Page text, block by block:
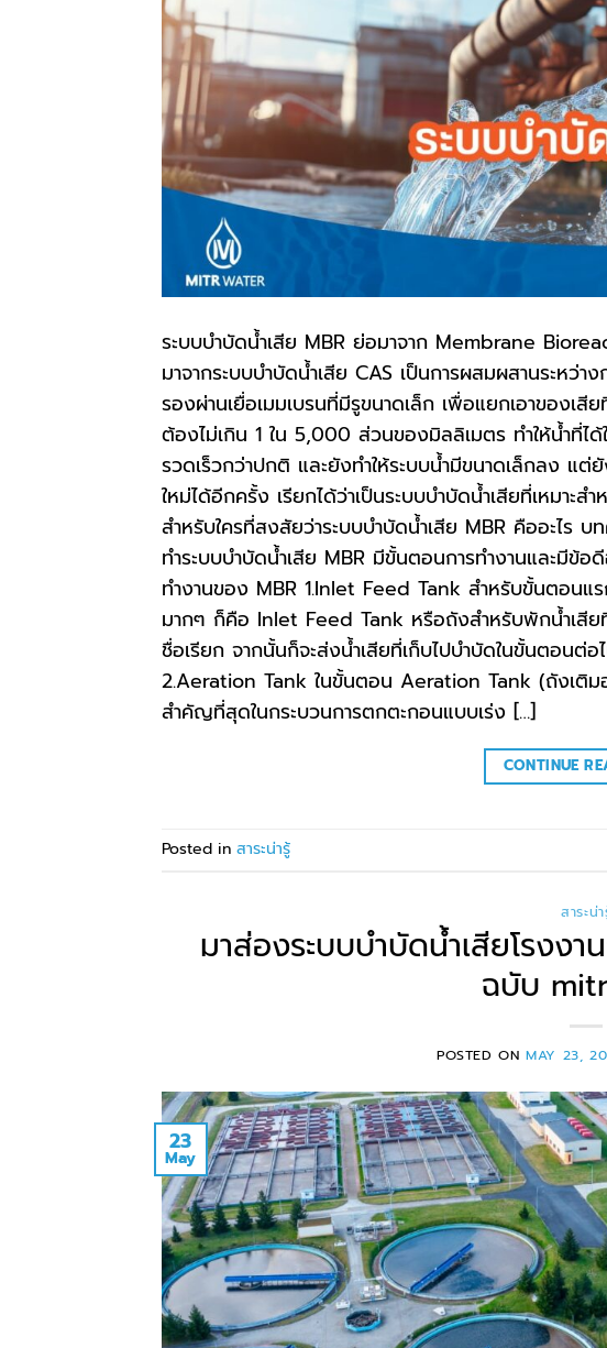
ระบบบำบัดน้ำเสีย MBR ย่อมาจาก Membrane
มาจากระบบบำบัดน้ำเสีย CAS เป็นการผสมผสานระหว่า
รองผ่านเยื่อเมมเบรนที่มีรูขนาดเล็ก เพื่อแยกเอาของเ
ต้องไม่เกิน 1 ใน 5,000 ส่วนของมิลลิเมตร ทำให้น้ำที่ได้
รวดเร็วกว่าปกติ และยังทำให้ระบบน้ำมีขนาดเล็กลง แ
ใหม่ได้อีกครั้ง เรียกได้ว่าเป็นระบบบำบัดน้ำเสียที่เหมาะ
สำหรับใครที่สงสัยว่าระบบบำบัดน้ำเสีย MBR คืออะไร
ทำระบบบำบัดน้ำเสีย MBR มีขั้นตอนการทำงานและมีข้
ทำงานของ MBR 1.Inlet Feed Tank สำหรับขั้นตอนแ
มากๆ ก็คือ Inlet Feed Tank หรือถังสำหรับพักน้ำเสีย
ชื่อเรียก จากนั้นก็จะส่งน้ำเสียที่เก็บไปบำบัดในขั้นตอนต่
2.Aeration Tank ในขั้นตอน Aeration Tank (ถังเติมอ
สำคัญที่สุดในกระบวนการตกตะกอนแบบเร่ง […]
CONTINUE
Posted in สาระน่ารู้
สาระน่
มาส่องระบบบำบัดน้ำเสียโรงง
ฉบับ
POSTED ONMAY 23,
23
May